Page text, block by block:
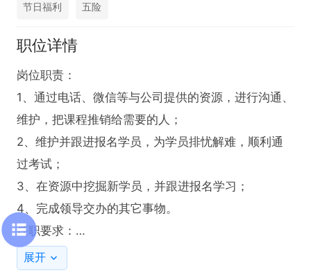
节日福利 五险
职位详情
岗位职责：
1、通过电话、微信等与公司提供的资源，进行沟通、
维护，把课程推销给需要的人；
2、维护并跟进报名学员，为学员排忧解难，顺利通
过考试；
3、在资源中挖掘新学员，并跟进报名学习；
4、完成领导交办的其它事物。
任职要求：
1、有很强的沟通能力，亲和力强；
展开